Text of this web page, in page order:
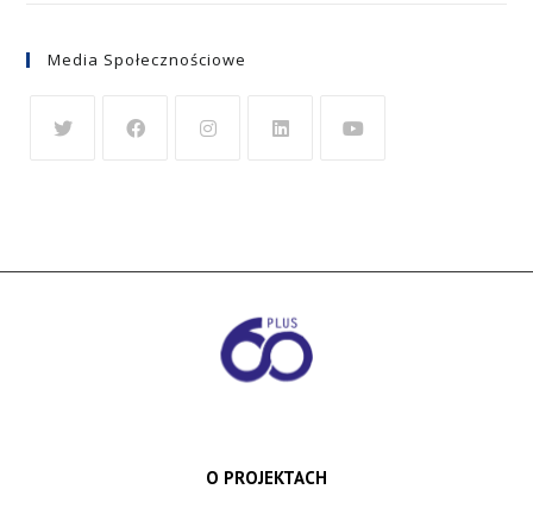
Media Społecznościowe
O PROJEKTACH